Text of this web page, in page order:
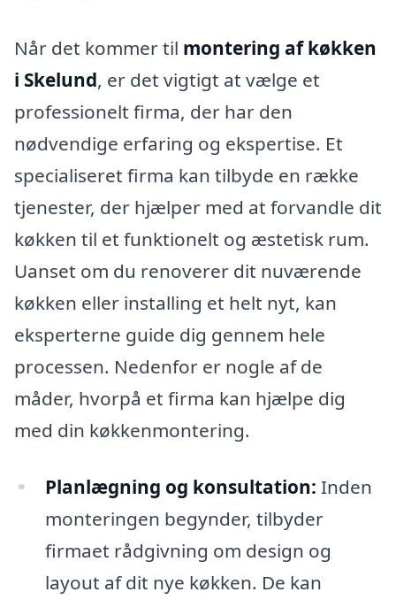
Når det kommer til montering af køkken
i Skelund, er det vigtigt at vælge et
professionelt firma, der har den
nødvendige erfaring og ekspertise. Et
specialiseret firma kan tilbyde en række
tjenester, der hjælper med at forvandle dit
køkken til et funktionelt og æstetisk rum.
Uanset om du renoverer dit nuværende
køkken eller installing et helt nyt, kan
eksperterne guide dig gennem hele
processen. Nedenfor er nogle af de
måder, hvorpå et firma kan hjælpe dig
med din køkkenmontering.
Planlægning og konsultation: Inden
monteringen begynder, tilbyder
firmaet rådgivning om design og
layout af dit nye køkken. De kan